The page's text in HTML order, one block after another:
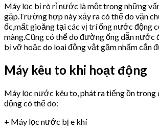
Máy lọc bị rò rỉ nước là một trong những
gặp.Trường hợp này xảy ra có thể do vặn
ốc,mất gioăng tại các vị trí ống nước động
màng.Cũng có thể do đường ống dẫn nước
bị vỡ hoặc do loai động vật gặm nhấm cắn
Máy kêu to khi hoạt động
Máy lọc nước kêu to, phát ra tiếng ồn trong
động có thể do:
+ Máy lọc nước bị e khí